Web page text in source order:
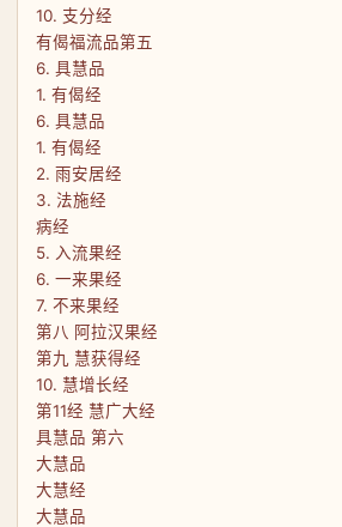
10. 支分经
有偈福流品第五
6. 具慧品
1. 有偈经
6. 具慧品
1. 有偈经
2. 雨安居经
3. 法施经
病经
5. 入流果经
6. 一来果经
7. 不来果经
第八 阿拉汉果经
第九 慧获得经
10. 慧增长经
第11经 慧广大经
具慧品 第六
大慧品
大慧经
大慧品